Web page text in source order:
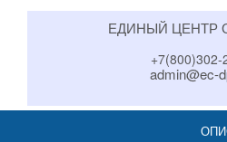
ЕДИНЫЙ ЦЕНТР
+7(800)302-
admin@ec-